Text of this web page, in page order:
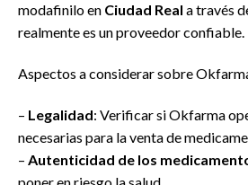
modafinilo en Ciudad Real a través
realmente es un proveedor confiable.
Aspectos a considerar sobre
– Legalidad: Verificar si Okfarma
necesarias para la venta de
– Autenticidad de los